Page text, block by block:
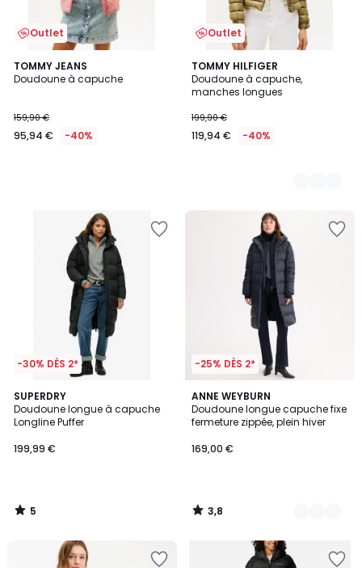
Outlet
TOMMY JEANS
Doudoune à capuche
159,90 €
95,94 € -40%
Outlet
TOMMY HILFIGER
Doudoune à capuche,
manches longues
199,90 €
119,94 € -40%
2
Couleurs
-30% DÈS 2*
SUPERDRY
Doudoune longue à capuche
Longline Puffer
199,99 €
5
/
5
5
/
-25% DÈS 2*
ANNE WEYBURN
Doudoune longue capuche fixe
fermeture zippée, plein hiver
169,00 €
3,8
/ 5
3
Couleurs
3,8
/